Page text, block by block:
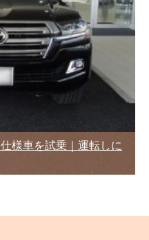
様車を試乗｜運転しに